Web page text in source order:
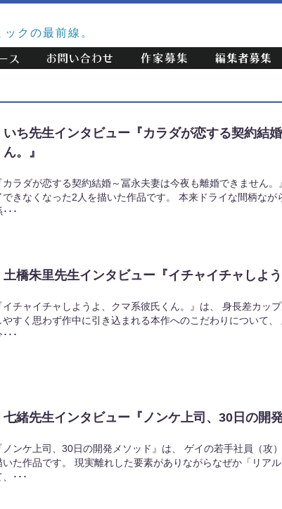
クの最前線。
いち先生インタビュー『カラダが恋する契約結
ん。』
カラダが恋する契約結婚～冨永夫妻は今夜も離婚できません
できなくなった2人を描いた作品です。 本来ドライな間柄な
･･
土橋朱里先生インタビュー『イチャイチャしよ
イチャイチャしようよ、クマ系彼氏くん。』は、 身長差カッ
やすく思わず作中に引き込まれる本作へのこだわりについて
･･
七緒先生インタビュー『ノンケ上司、30日の開発
ノンケ上司、30日の開発メソッド』は、 ゲイの若手社員（攻
いた作品です。 現実離れした要素がありながらなぜか「リア
･･･